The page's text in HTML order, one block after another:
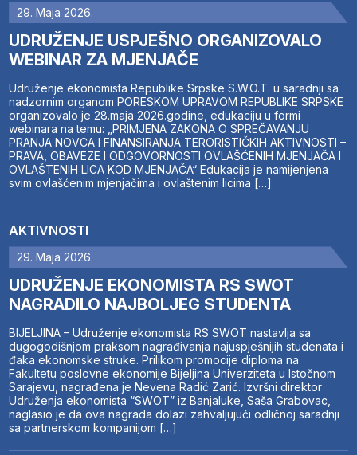
29. Maja 2026.
UDRUŽENJE USPJEŠNO ORGANIZOVALO
WEBINAR ZA MJENJAČE
Udruženje ekonomista Republike Srpske S.W.O.T. u saradnji sa
nadzornim organom PORESKOM UPRAVOM REPUBLIKE SRPSKE
organizovalo je 28.maja 2026.godine, edukaciju u formi
webinara na temu: „PRIMJENA ZAKONA O SPREČAVANJU
PRANJA NOVCA I FINANSIRANJA TERORISTIČKIH AKTIVNOSTI –
PRAVA, OBAVEZE I ODGOVORNOSTI OVLAŠĆENIH MJENJAČA I
OVLAŠTENIH LICA KOD MJENJAČA“ Edukacija je namijenjena
svim ovlašćenim mjenjačima i ovlaštenim licima […]
AKTIVNOSTI
29. Maja 2026.
UDRUŽENJE EKONOMISTA RS SWOT
NAGRADILO NAJBOLJEG STUDENTA
BIJELJINA – Udruženje ekonomista RS SWOT nastavlja sa
dugogodišnjom praksom nagrađivanja najuspješnijih studenata i
đaka ekonomske struke. Prilikom promocije diploma na
Fakultetu poslovne ekonomije Bijeljina Univerziteta u Istočnom
Sarajevu, nagrađena je Nevena Radić Zarić. Izvršni direktor
Udruženja ekonomista “SWOT” iz Banjaluke, Saša Grabovac,
naglasio je da ova nagrada dolazi zahvaljujući odličnoj saradnji
sa partnerskom kompanijom […]